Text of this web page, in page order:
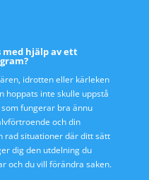
med hjälp av ett
idrotten eller kärleken
hoppats inte skulle uppstå
fungerar bra ännu
och din
rad situationer där ditt sätt
dig den utdelning du
och du vill förändra saken.